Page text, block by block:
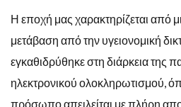
Η εποχή μας χαρακτηρίζεται από
μετάβαση από την υγειονομική
εγκαθιδρύθηκε στη διάρκεια της
ηλεκτρονικού ολοκληρωτισμού,
πρόσωπο απειλείται με πλήρη